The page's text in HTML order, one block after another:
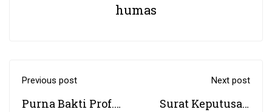
humas
Previous post
Purna Bakti Prof.
Next post
Surat Keputusan